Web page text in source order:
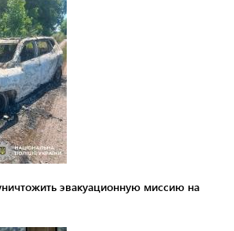
эвакуационную миссию на